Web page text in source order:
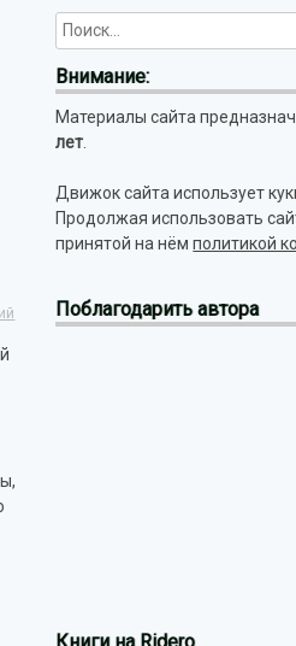
Внимание:
Материалы сайта
лет
Движок сайта использует
Продолжая использовать
принятой на нёмполитикой
Поблагодарить автора